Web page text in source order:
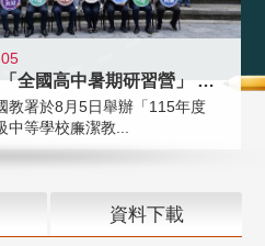
國教署「全國高中暑期研習營」 以多
教署於8月5日舉辦「115年度
中等學校廉潔教...
資料下載